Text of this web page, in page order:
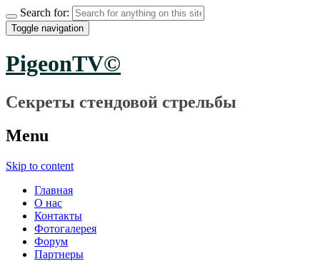
Search for:
Toggle navigation
PigeonTV©
Секреты стендовой стрельбы
Menu
Skip to content
Главная
О нас
Контакты
Фотогалерея
Форум
Партнеры